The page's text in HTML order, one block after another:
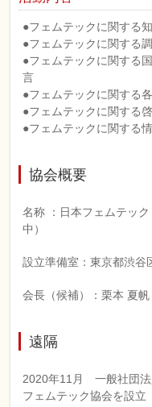
●フェムテックに関する
●フェムテックに関する
●フェムテックに関する
言
●フェムテックに関する
●フェムテックに関する
●フェムテックに関する
協会概要
名称 ：日本フェムテッ
中）
設立準備室：東京都渋谷
会長（候補）：栗本 夏帆
遠隔
2020年11月 一般社団法
フェムテック協会を設立